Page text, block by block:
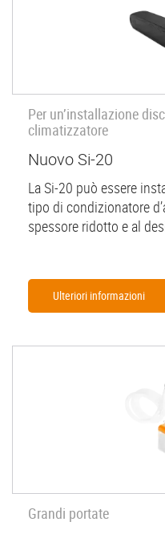
Per un’installazione
climatizzatore
Nuovo Si-20
La Si-20 può essere
tipo di condizionatore
spessore ridotto e al
Ulteriori informazioni
Grandi portate